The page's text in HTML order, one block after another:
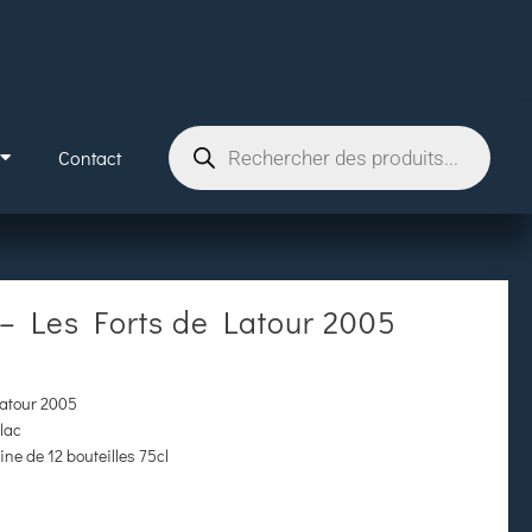
Contact
Les Forts de Latour 2005
2005
de 12 bouteilles 75cl